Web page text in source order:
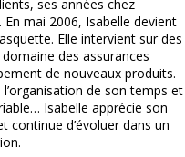
ses années chez
mai 2006, Isabelle devient
Elle intervient sur des
des assurances
de nouveaux produits.
de son temps et
Isabelle apprécie son
continue d’évoluer dans un